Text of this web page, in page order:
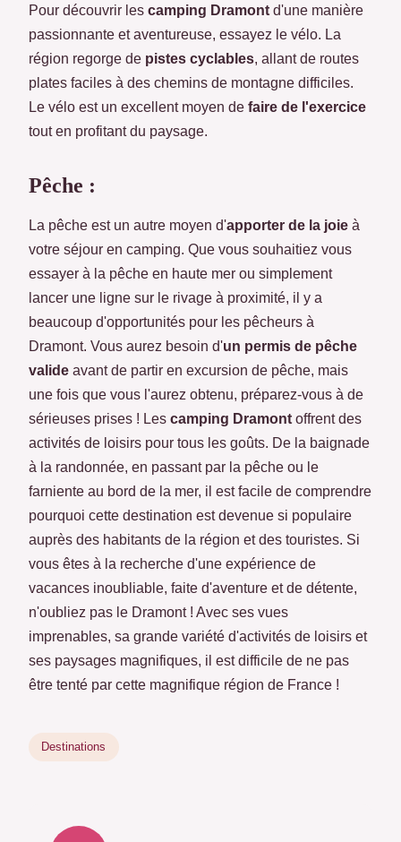
Pour découvrir les camping Dramont d'une manière
passionnante et aventureuse, essayez le vélo. La
région regorge de pistes cyclables, allant de routes
plates faciles à des chemins de montagne difficiles.
Le vélo est un excellent moyen de faire de l'exercice
tout en profitant du paysage.
Pêche :
La pêche est un autre moyen d'apporter de la joie à
votre séjour en camping. Que vous souhaitiez vous
essayer à la pêche en haute mer ou simplement
lancer une ligne sur le rivage à proximité, il y a
beaucoup d'opportunités pour les pêcheurs à
Dramont. Vous aurez besoin d'un permis de pêche
valide avant de partir en excursion de pêche, mais
une fois que vous l'aurez obtenu, préparez-vous à de
sérieuses prises ! Les camping Dramont offrent des
activités de loisirs pour tous les goûts. De la baignade
à la randonnée, en passant par la pêche ou le
farniente au bord de la mer, il est facile de comprendre
pourquoi cette destination est devenue si populaire
auprès des habitants de la région et des touristes. Si
vous êtes à la recherche d'une expérience de
vacances inoubliable, faite d'aventure et de détente,
n'oubliez pas le Dramont ! Avec ses vues
imprenables, sa grande variété d'activités de loisirs et
ses paysages magnifiques, il est difficile de ne pas
être tenté par cette magnifique région de France !
Destinations